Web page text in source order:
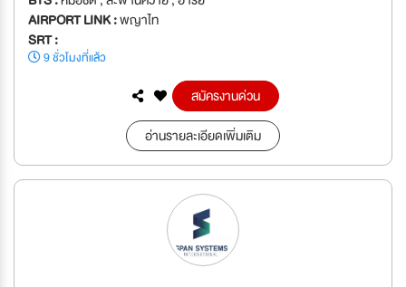
AIRPORT LINK :พญาไท
SRT :
9 ชั่วโมงที่แล้ว
สมัครงานด่วน
อ่านรายละเอียดเพิ่มเติม